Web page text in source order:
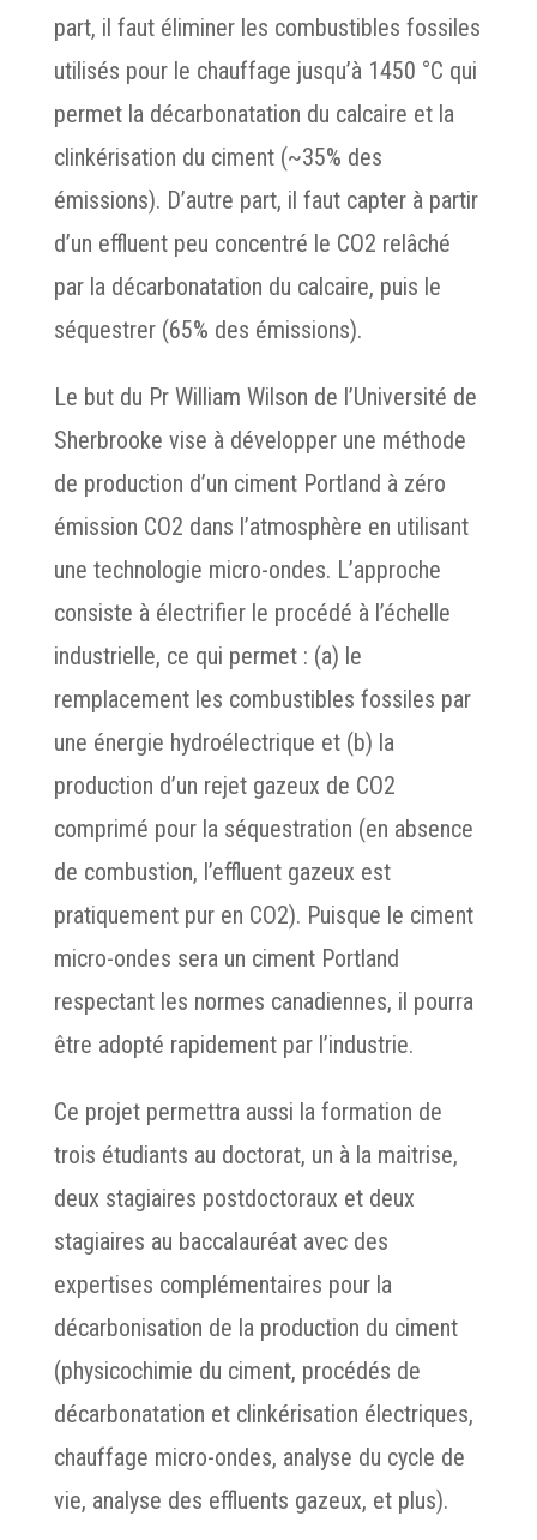
part, il faut éliminer les combustibles fossiles
utilisés pour le chauffage jusqu’à 1450 °C qui
permet la décarbonatation du calcaire et la
clinkérisation du ciment (~35% des
émissions). D’autre part, il faut capter à partir
d’un effluent peu concentré le CO2 relâché
par la décarbonatation du calcaire, puis le
séquestrer (65% des émissions).
Le but du Pr William Wilson de l’Université de
Sherbrooke vise à développer une méthode
de production d’un ciment Portland à zéro
émission CO2 dans l’atmosphère en utilisant
une technologie micro-ondes. L’approche
consiste à électrifier le procédé à l’échelle
industrielle, ce qui permet : (a) le
remplacement les combustibles fossiles par
une énergie hydroélectrique et (b) la
production d’un rejet gazeux de CO2
comprimé pour la séquestration (en absence
de combustion, l’effluent gazeux est
pratiquement pur en CO2). Puisque le ciment
micro-ondes sera un ciment Portland
respectant les normes canadiennes, il pourra
être adopté rapidement par l’industrie.
Ce projet permettra aussi la formation de
trois étudiants au doctorat, un à la maitrise,
deux stagiaires postdoctoraux et deux
stagiaires au baccalauréat avec des
expertises complémentaires pour la
décarbonisation de la production du ciment
(physicochimie du ciment, procédés de
décarbonatation et clinkérisation électriques,
chauffage micro-ondes, analyse du cycle de
vie, analyse des effluents gazeux, et plus).